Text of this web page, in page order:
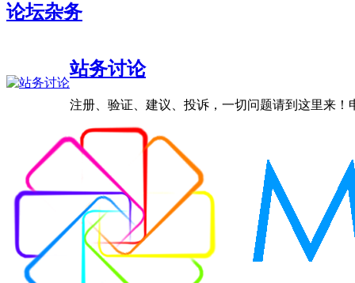
论坛杂务
站务讨论
注册、验证、建议、投诉，一切问题请到这里来！